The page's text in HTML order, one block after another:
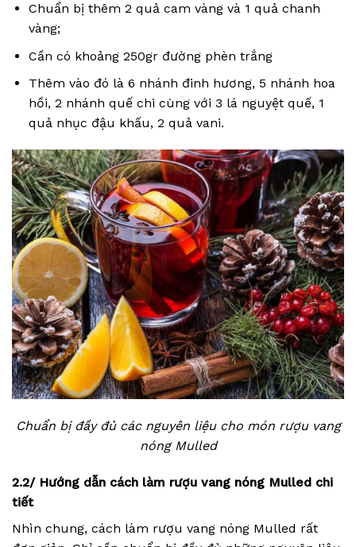
Chuẩn bị thêm 2 quả cam vàng và 1 quả chanh
vàng;
Cần có khoảng 250gr đường phèn trắng
Thêm vào đó là 6 nhánh đinh hương, 5 nhánh hoa
hồi, 2 nhánh quế chi cùng với 3 lá nguyệt quế, 1
quả nhục đậu khấu, 2 quả vani.
Chuẩn bị đầy đủ các nguyên liệu cho món rượu vang
nóng Mulled
2.2/ Hướng dẫn cách làm rượu vang nóng Mulled chi
tiết
Nhìn chung, cách làm rượu vang nóng Mulled rất